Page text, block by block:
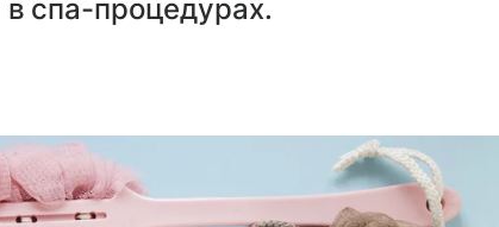
в спа-процедурах.